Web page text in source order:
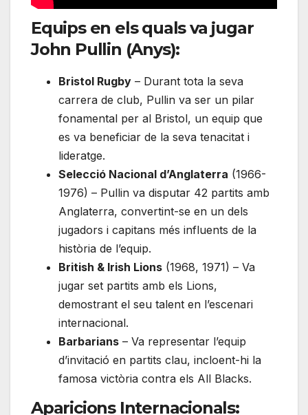
Equips en els quals va jugar
John Pullin (Anys):
Bristol Rugby – Durant tota la seva
carrera de club, Pullin va ser un pilar
fonamental per al Bristol, un equip que
es va beneficiar de la seva tenacitat i
lideratge.
Selecció Nacional d’Anglaterra (1966-
1976) – Pullin va disputar 42 partits amb
Anglaterra, convertint-se en un dels
jugadors i capitans més influents de la
història de l’equip.
British & Irish Lions (1968, 1971) – Va
jugar set partits amb els Lions,
demostrant el seu talent en l’escenari
internacional.
Barbarians – Va representar l’equip
d’invitació en partits clau, incloent-hi la
famosa victòria contra els All Blacks.
Aparicions Internacionals: